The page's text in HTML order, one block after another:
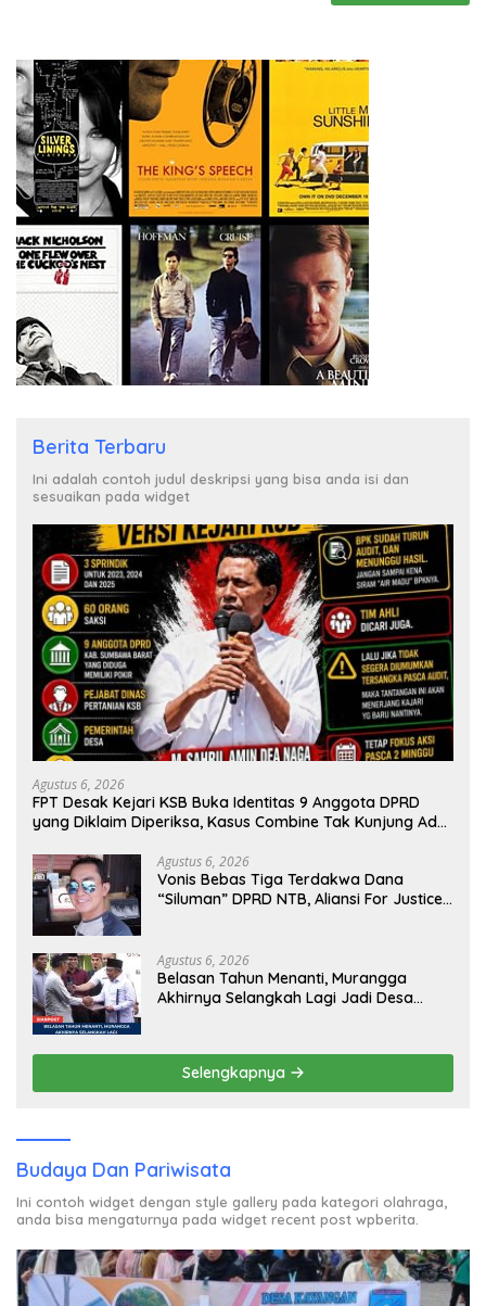
Berita Terbaru
Ini adalah contoh judul deskripsi yang bisa anda isi dan
sesuaikan pada widget
Agustus 6, 2026
FPT Desak Kejari KSB Buka Identitas 9 Anggota DPRD
yang Diklaim Diperiksa, Kasus Combine Tak Kunjung Ada
Agustus 6, 2026
Vonis Bebas Tiga Terdakwa Dana
“Siluman” DPRD NTB, Aliansi For Justice
Agustus 6, 2026
Belasan Tahun Menanti, Murangga
Akhirnya Selangkah Lagi Jadi Desa
Selengkapnya
Budaya Dan Pariwisata
Ini contoh widget dengan style gallery pada kategori olahraga,
anda bisa mengaturnya pada widget recent post wpberita.